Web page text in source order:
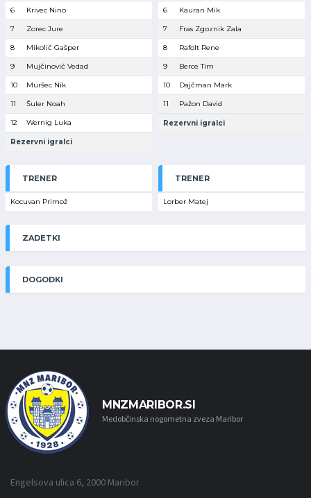
6 Krivec Nino
7 Zorec Jure
8 Mikolič Gašper
9 Mujčinović Vedad
10 Muršec Nik
11 Šuler Noah
12 Wernig Luka
Rezervni igralci
6 Kauran Mik
7 Fras Zgoznik Zala
8 Rafolt Rene
9 Berce Tim
10 Dajčman Mark
11 Pažon David
Rezervni igralci
TRENER
Kocuvan Primož
TRENER
Lorber Matej
ZADETKI
DOGODKI
MNZMARIBOR.SI
Medobčinska nogometna zveza Maribor
Engelsova ulica 6, 2000 Maribor